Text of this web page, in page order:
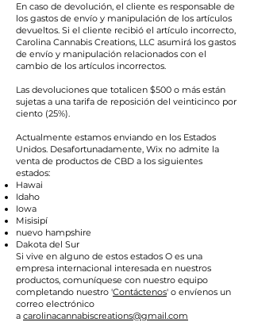
En caso de devolución, el cliente es responsable de
los gastos de envío y manipulación de los artículos
devueltos. Si el cliente recibió el artículo incorrecto,
Carolina Cannabis Creations, LLC asumirá los gastos
de envío y manipulación relacionados con el
cambio de los artículos incorrectos.
Las devoluciones que totalicen $500 o más están
sujetas a una tarifa de reposición del veinticinco por
ciento (25%).
Actualmente estamos enviando en los Estados
Unidos. Desafortunadamente, Wix no admite la
venta de productos de CBD a los siguientes
estados:
Hawai
Idaho
Iowa
Misisipí
nuevo hampshire
Dakota del Sur
Si vive en alguno de estos estados O es una
empresa internacional interesada en nuestros
productos, comuníquese con nuestro equipo
completando nuestro 'Contáctenos' o envíenos un
correo electrónico
a carolinacannabiscreations@gmail.com